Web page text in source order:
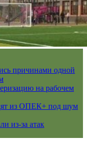
причинами одной
на рабочем
из ОПЕК+ под шум
из-за атак